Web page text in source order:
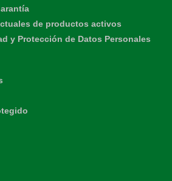
de productos activos
y Protección de Datos Personales